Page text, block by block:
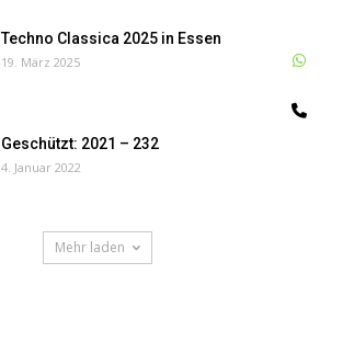
Techno Classica 2025 in Essen
19. März 2025
Geschützt: 2021 – 232
4. Januar 2022
Mehr laden